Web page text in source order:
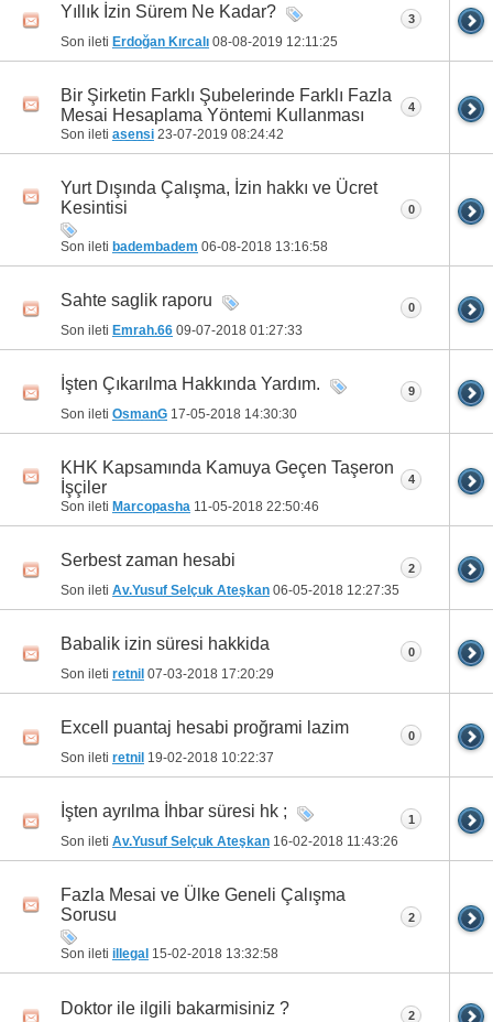
Yıllık İzin Sürem Ne Kadar?
Son ileti Erdoğan Kırcalı 08-08-2019 12:11:25
3
Bir Şirketin Farklı Şubelerinde Farklı Fazla
Mesai Hesaplama Yöntemi Kullanması
Son ileti asensi 23-07-2019 08:24:42
4
Yurt Dışında Çalışma, İzin hakkı ve Ücret
Kesintisi
Son ileti badembadem 06-08-2018 13:16:58
0
Sahte saglik raporu
Son ileti Emrah.66 09-07-2018 01:27:33
0
İşten Çıkarılma Hakkında Yardım.
Son ileti OsmanG 17-05-2018 14:30:30
9
KHK Kapsamında Kamuya Geçen Taşeron
İşçiler
Son ileti Marcopasha 11-05-2018 22:50:46
4
Serbest zaman hesabi
Son ileti Av.Yusuf Selçuk Ateşkan 06-05-2018 12:27:35
2
Babalik izin süresi hakkida
Son ileti retnil 07-03-2018 17:20:29
0
Excell puantaj hesabi proğrami lazim
Son ileti retnil 19-02-2018 10:22:37
0
İşten ayrılma İhbar süresi hk ;
Son ileti Av.Yusuf Selçuk Ateşkan 16-02-2018 11:43:26
1
Fazla Mesai ve Ülke Geneli Çalışma
Sorusu
Son ileti illegal 15-02-2018 13:32:58
2
Doktor ile ilgili bakarmisiniz ? 2